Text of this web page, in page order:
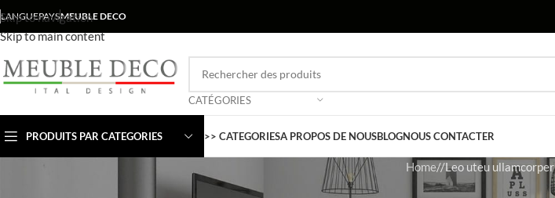
Skip to navigation
Skip to main content
LANGUEPAYSMEUBLE DECO
CATÉGORIES
PRODUITS PAR CATEGORIES >> CATEGORIESA PROPOS DE NOUSBLOGNOUS CONTACTER
Home Leo uteu ullamcorper